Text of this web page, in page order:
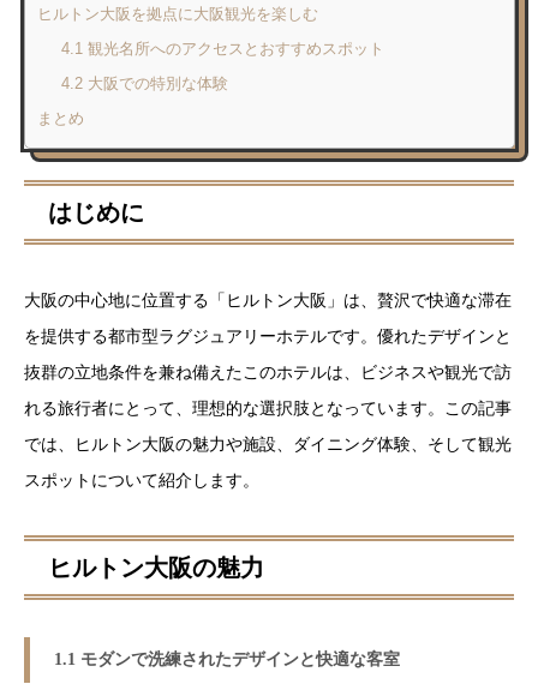
ヒルトン大阪を拠点に大阪観光を楽しむ
4.1 観光名所へのアクセスとおすすめスポット
4.2 大阪での特別な体験
まとめ
はじめに
大阪の中心地に位置する「ヒルトン大阪」は、贅沢で快適な滞在
を提供する都市型ラグジュアリーホテルです。優れたデザインと
抜群の立地条件を兼ね備えたこのホテルは、ビジネスや観光で訪
れる旅行者にとって、理想的な選択肢となっています。この記事
では、ヒルトン大阪の魅力や施設、ダイニング体験、そして観光
スポットについて紹介します。
ヒルトン大阪の魅力
1.1 モダンで洗練されたデザインと快適な客室